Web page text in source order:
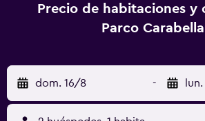
servicio de limpieza todos los días.
esparcimiento en este hotel incluyen
Precio de habitaciones y
Parco Carabella
dom. 16/8 -